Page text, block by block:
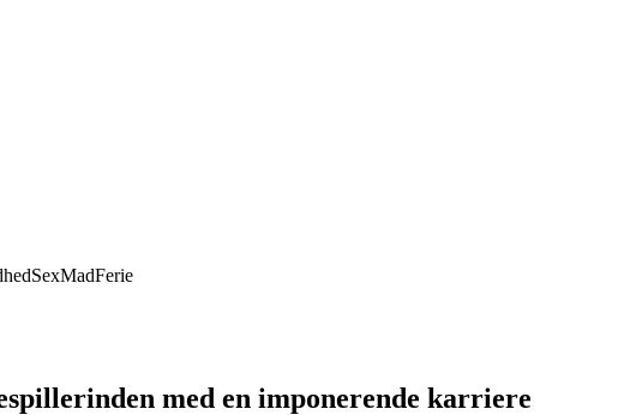
SexMadFerie
med en imponerende karriere